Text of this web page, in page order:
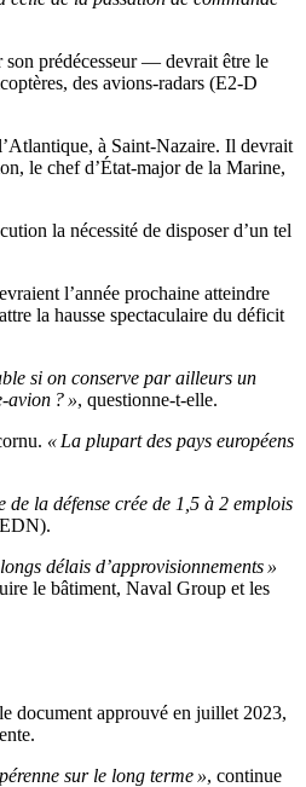
prédécesseur — devrait être le
des avions-radars (E2-D
à Saint-Nazaire. Il devrait
le chef d’État-major de la Marine,
la nécessité de disposer d’un tel
l’année prochaine atteindre
la hausse spectaculaire du déficit
si on conserve par ailleurs un
avion ? », questionne-t-elle.
« La plupart des pays européens
de la défense crée de 1,5 à 2 emplois
délais d’approvisionnements »
le bâtiment, Naval Group et les
document approuvé en juillet 2023,
sur le long terme », continue